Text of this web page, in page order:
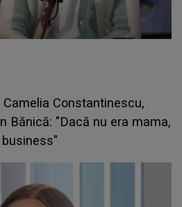
Camelia Constantinescu,
Bănică: "Dacă nu era mama,